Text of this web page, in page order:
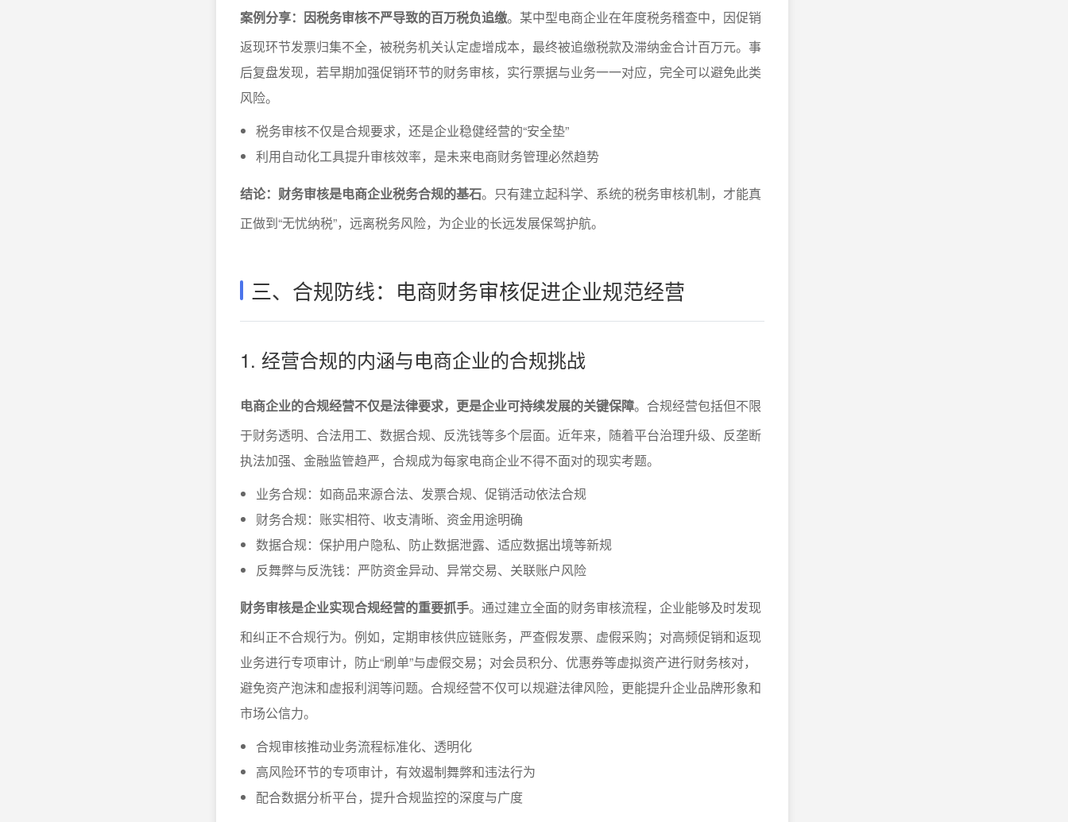
案例分享：因税务审核不严导致的百万税负追缴。某中型电商企业在年度税务稽查中，因促销
返现环节发票归集不全，被税务机关认定虚增成本，最终被追缴税款及滞纳金合计百万元。事
后复盘发现，若早期加强促销环节的财务审核，实行票据与业务一一对应，完全可以避免此类
风险。
税务审核不仅是合规要求，还是企业稳健经营的“安全垫”
利用自动化工具提升审核效率，是未来电商财务管理必然趋势
结论：财务审核是电商企业税务合规的基石。只有建立起科学、系统的税务审核机制，才能真
正做到“无忧纳税”，远离税务风险，为企业的长远发展保驾护航。
三、合规防线：电商财务审核促进企业规范经营
1. 经营合规的内涵与电商企业的合规挑战
电商企业的合规经营不仅是法律要求，更是企业可持续发展的关键保障。合规经营包括但不限
于财务透明、合法用工、数据合规、反洗钱等多个层面。近年来，随着平台治理升级、反垄断
执法加强、金融监管趋严，合规成为每家电商企业不得不面对的现实考题。
业务合规：如商品来源合法、发票合规、促销活动依法合规
财务合规：账实相符、收支清晰、资金用途明确
数据合规：保护用户隐私、防止数据泄露、适应数据出境等新规
反舞弊与反洗钱：严防资金异动、异常交易、关联账户风险
财务审核是企业实现合规经营的重要抓手。通过建立全面的财务审核流程，企业能够及时发现
和纠正不合规行为。例如，定期审核供应链账务，严查假发票、虚假采购；对高频促销和返现
业务进行专项审计，防止“刷单”与虚假交易；对会员积分、优惠券等虚拟资产进行财务核对，
避免资产泡沫和虚报利润等问题。合规经营不仅可以规避法律风险，更能提升企业品牌形象和
市场公信力。
合规审核推动业务流程标准化、透明化
高风险环节的专项审计，有效遏制舞弊和违法行为
配合数据分析平台，提升合规监控的深度与广度